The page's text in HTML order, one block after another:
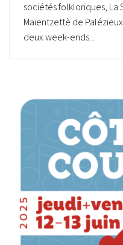
sociétés folkloriques, La
Maïentzettè de
deux week-ends...